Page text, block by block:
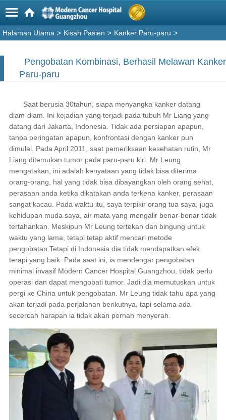
Halaman Utama > Kisah Pasien > Kanker Paru-paru >
Pengobatan Kombinasi, Berhasil Melawan Kanker
Paru-paru
Saat berusia 30tahun, siapa menyangka kanker datang
diam-diam. Ini kejadian yang terjadi pada tubuh Mr Liang yang
datang dari Jakarta, Indonesia. Tidak ada persiapan apapun,
tanpa peringatan apapun, konfrontasi dengan kanker pun
dimulai. Pada April 2011, saat pemeriksaan kesehatan rutin, Mr
Liang ditemukan tumor pada paru-paru kiri. Mr Leung
mengatakan, ini adalah kenyataan yang tidak bisa diterima
orang-orang, hal yang tidak bisa dibayangkan oleh orang sehat,
perasaan anda ketika dikatakan anda terkena kanker, perasaan
sangat kacau. Pada waktu itu, saya terpikir orang tua saya, juga
kehidupan muda saya, air mata yang mengalir benar-benar tidak
tertahankan. Meskipun Mr Leung tertekan dan bingung untuk
waktu yang lama, tetapi tetap aktif mencari metode
pengobatan.Tetapi di Indonesia dia tidak mendapatkan efek
terapi yang baik. Pada saat ini, ia mendengar pengobatan
minimal invasif Modern Cancer Hospital Guangzhou, tidak perlu
operasi dan dapat mengobati tumor. Jadi dia memutuskan untuk
pergi ke China untuk pengobatan. Mr Leung tidak tahu apa yang
akan terjadi pada perjalanan berikutnya, tapi selama ada
secercah harapan ia tidak akan pernah menyerah.